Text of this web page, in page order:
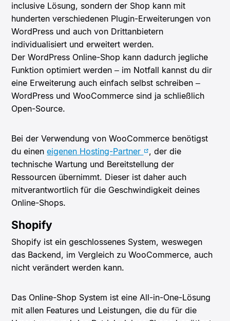
inclusive Lösung, sondern der Shop kann mit
hunderten verschiedenen Plugin-Erweiterungen von
WordPress und auch von Drittanbietern
individualisiert und erweitert werden.
Der WordPress Online-Shop kann dadurch jegliche
Funktion optimiert werden – im Notfall kannst du dir
eine Erweiterung auch einfach selbst schreiben –
WordPress und WooCommerce sind ja schließlich
Open-Source.
Bei der Verwendung von WooCommerce benötigst
du eineneigenen Hosting-Partner
, der die
technische Wartung und Bereitstellung der
Ressourcen übernimmt. Dieser ist daher auch
mitverantwortlich für die Geschwindigkeit deines
Online-Shops.
Shopify
Shopify ist ein geschlossenes System, weswegen
das Backend, im Vergleich zu WooCommerce, auch
nicht verändert werden kann.
Das Online-Shop System ist eine All-in-One-Lösung
mit allen Features und Leistungen, die du für die